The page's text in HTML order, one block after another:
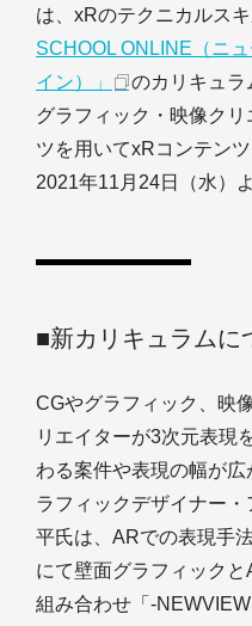
は、xRのテクニカルス
SCHOOL ONLINE（ニ
イン）」
のカリキュラ
グラフィック・映像ク
ツを用いてxRコンテン
2021年11月24日（水）
■新カリキュラムに
CGやグラフィック、映
リエイターが3次元表現
わる案件や表現の幅が
ラフィックデザイナー
平氏は、ARでの表現手
にて壁面グラフィック
組み合わせ「-